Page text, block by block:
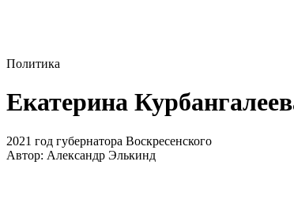
Политика
Екатерина
2021 год губернатора Воскресенского
Автор: Александр Элькинд